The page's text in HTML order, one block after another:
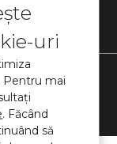
Quartz
de
Fişiere
uri
Pentru mai
. Făcând
să